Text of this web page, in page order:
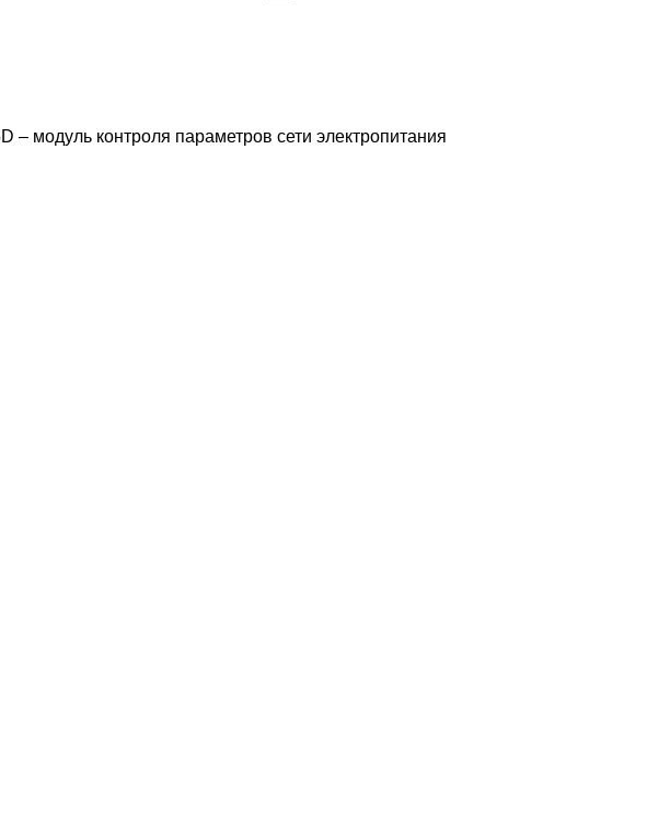
– модуль контроля параметров сети электропитания